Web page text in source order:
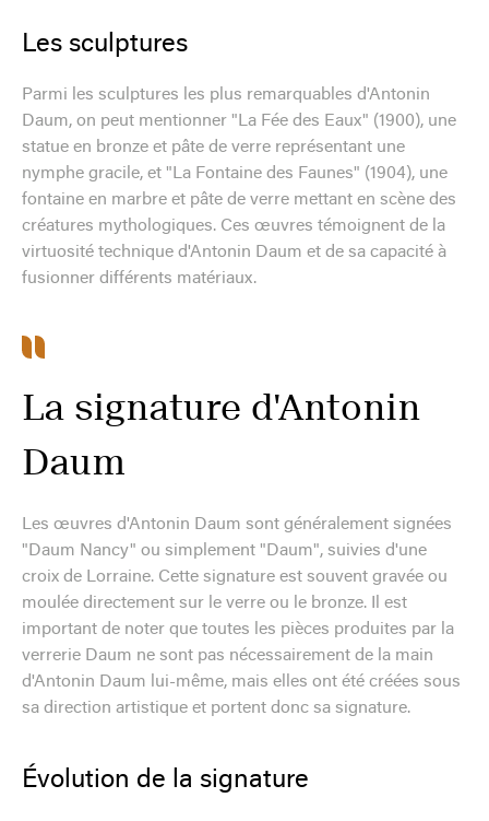
Les sculptures
Parmi les sculptures les plus remarquables d'Antonin
Daum, on peut mentionner "La Fée des Eaux" (1900), une
statue en bronze et pâte de verre représentant une
nymphe gracile, et "La Fontaine des Faunes" (1904), une
fontaine en marbre et pâte de verre mettant en scène des
créatures mythologiques. Ces œuvres témoignent de la
virtuosité technique d'Antonin Daum et de sa capacité à
fusionner différents matériaux.
La signature d'Antonin
Daum
Les œuvres d'Antonin Daum sont généralement signées
"Daum Nancy" ou simplement "Daum", suivies d'une
croix de Lorraine. Cette signature est souvent gravée ou
moulée directement sur le verre ou le bronze. Il est
important de noter que toutes les pièces produites par la
verrerie Daum ne sont pas nécessairement de la main
d'Antonin Daum lui-même, mais elles ont été créées sous
sa direction artistique et portent donc sa signature.
Évolution de la signature